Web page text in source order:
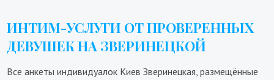
ИНТИМ-УСЛУГИ ОТ ПРОВЕРЕННЫХ
ДЕВУШЕК НА ЗВЕРИНЕЦКОЙ
Все анкеты индивидуалок Киев Зверинецкая, размещённые